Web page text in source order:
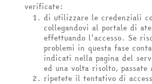
verificate:
di utilizzare le credenziali
collegandovi al portale di
effettuando l'accesso. Se
problemi in questa fase
indicati nella pagina del
ed una volta risolto, passate
ripetete il tentativo di